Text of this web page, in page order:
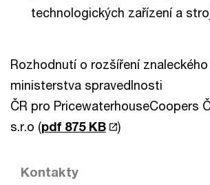
technologických zařízení a
Rozhodnutí o rozšíření
ministerstva spravedlnosti
ČR pro PricewaterhouseCoopers
s.r.o (pdf 875 KB )
Kontakty